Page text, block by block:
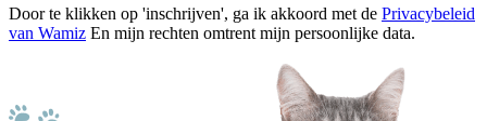
Door te klikken op 'inschrijven', ga ik akkoord met de Privacybeleid
van Wamiz En mijn rechten omtrent mijn persoonlijke data.